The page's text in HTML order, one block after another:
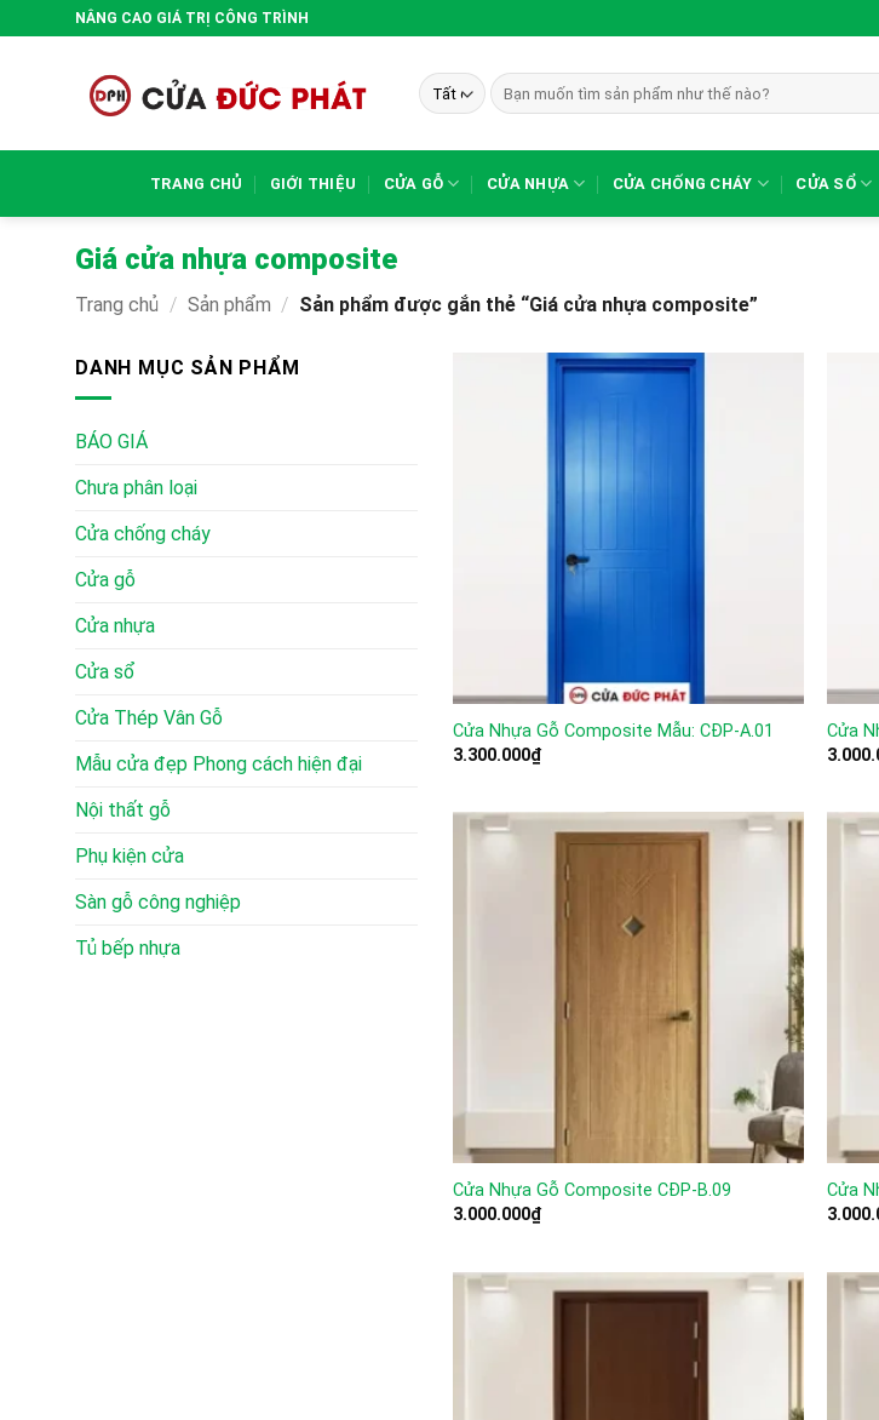
qua
NÂNG CAO GIÁ TRỊ CÔNG TRÌNH
Tìm
kiếm:
TRANG CHỦ GIỚI THIỆU CỬA GỖ CỬA NHỰA CỬA CHỐNG CHÁY CỬA SỔ
Giá cửa nhựa composite
Trang chủ / Sản phẩm / Sản phẩm được gắn thẻ “Giá cửa nhựa composite”
DANH MỤC SẢN PHẨM
BÁO GIÁ
Chưa phân loại
Cửa chống cháy
Cửa gỗ
Cửa nhựa
Cửa sổ
Cửa Thép Vân Gỗ
Mẫu cửa đẹp Phong cách hiện đại
Nội thất gỗ
Phụ kiện cửa
Sàn gỗ công nghiệp
Tủ bếp nhựa
Cửa Nhựa Gỗ Composite Mẫu: CĐP-A.01
3.300.000₫
Cửa
Cửa Nhựa Gỗ Composite CĐP-B.09
3.000.000₫
Cửa